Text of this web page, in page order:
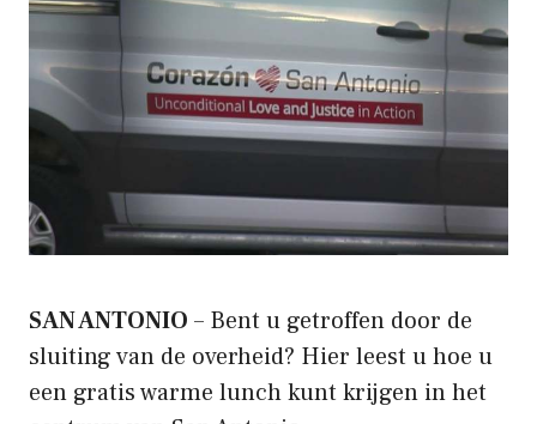
SAN ANTONIO – Bent u getroffen door de
sluiting van de overheid? Hier leest u hoe u
een gratis warme lunch kunt krijgen in het